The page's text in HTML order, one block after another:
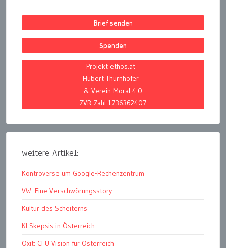
Brief senden
Spenden
Projekt ethos.at
Hubert Thurnhofer
& Verein Moral 4.0
ZVR-Zahl 1736362407
weitere Artikel:
Kontroverse um Google-Rechenzentrum
VW. Eine Verschwörungsstory
Kultur des Scheiterns
KI Skepsis in Österreich
Öxit: CFU Vision für Österreich